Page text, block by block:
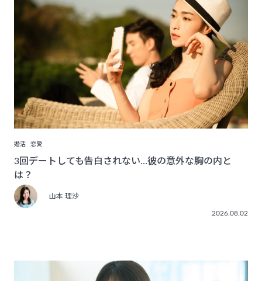
婚活 恋愛
3回デートしても告白されない…彼の意外な胸の内と
は？
山本 理沙
2026.08.02